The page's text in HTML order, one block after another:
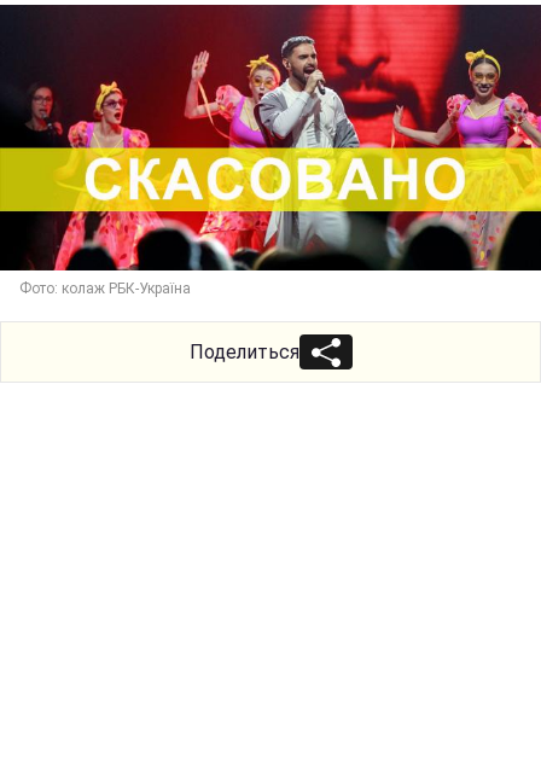
Фото: колаж РБК-Україна
Поделиться